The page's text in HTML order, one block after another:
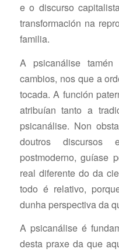
e o discurso
transformación na
familia.
A psicanálise
cambios, nos que a
tocada. A función
atribuían tanto a
psicanálise. Non
doutros discursos
postmoderno, guíase
real diferente do da
todo é relativo,
dunha perspectiva da
A psicanálise é
desta praxe da que